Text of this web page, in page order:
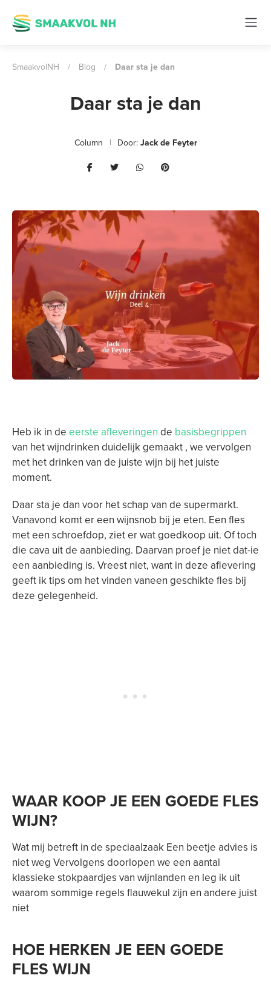
SmaakvolNH / Blog / Daar sta je dan
Daar sta je dan
Column Door: Jack de Feyter
Heb ik in de eerste afleveringen de basisbegrippen
van het wijndrinken duidelijk gemaakt , we vervolgen
met het drinken van de juiste wijn bij het juiste
moment.
Daar sta je dan voor het schap van de supermarkt.
Vanavond komt er een wijnsnob bij je eten. Een fles
met een schroefdop, ziet er wat goedkoop uit. Of toch
die cava uit de aanbieding. Daarvan proef je niet dat-ie
een aanbieding is. Vreest niet, want in deze aflevering
geeft ik tips om het vinden vaneen geschikte fles bij
deze gelegenheid.
WAAR KOOP JE EEN GOEDE FLES
WIJN?
Wat mij betreft in de speciaalzaak Een beetje advies is
niet weg Vervolgens doorlopen we een aantal
klassieke stokpaardjes van wijnlanden en leg ik uit
waarom sommige regels flauwekul zijn en andere juist
niet
HOE HERKEN JE EEN GOEDE
FLES WIJN